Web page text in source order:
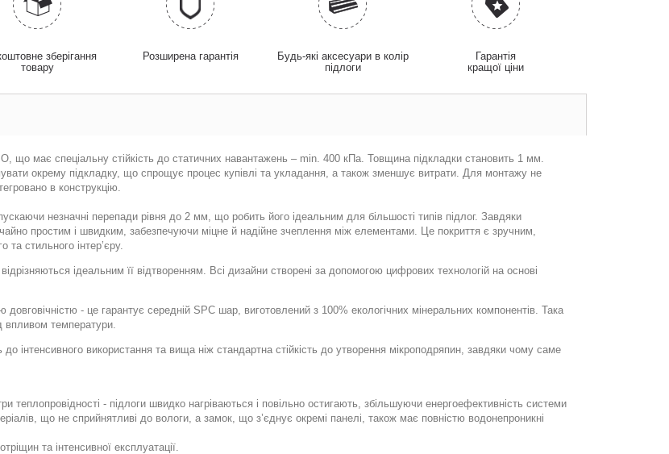
зберігання
товару
Розширена гарантія
Будь-які аксесуари в колір
підлоги
Гарантія
кращої ціни
що має спеціальну стійкість до статичних навантажень – min. 400 кПa. Товщина підкладки становить 1 мм.
окрему підкладку, що спрощує процес купівлі та укладання, а також зменшує витрати. Для монтажу не
в конструкцію.
незначні перепади рівня до 2 мм, що робить його ідеальним для більшості типів підлог. Завдяки
простим і швидким, забезпечуючи міцне й надійне зчеплення між елементами. Це покриття є зручним,
стильного інтер’єру.
ідеальним її відтворенням. Всі дизайни створені за допомогою цифрових технологій на основі
довговічністю - це гарантує середній SPC шар, виготовлений з 100% екологічних мінеральних компонентів. Така
впливом температури.
до інтенсивного використання та вища ніж стандартна стійкість до утворення мікроподряпин, завдяки чому саме
теплопровідності - підлоги швидко нагріваються і повільно остигають, збільшуючи енергоефективність системи
що не сприйнятливі до вологи, а замок, що з’єднує окремі панелі, також має повністю водонепроникні
та інтенсивної експлуатації.